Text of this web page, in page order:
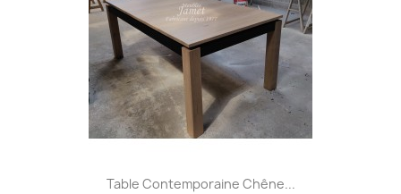
Table Contemporaine Chêne...